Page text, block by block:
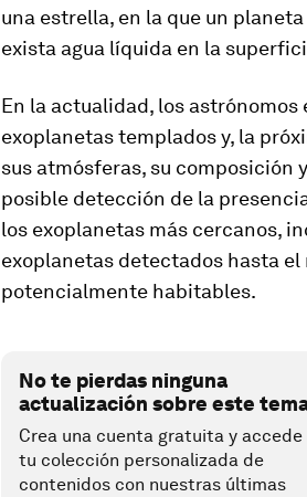
una estrella, en la que un
exista agua líquida en la
En la actualidad, los
exoplanetas templados y, la
sus atmósferas, su composición
posible detección de la
los exoplanetas más cercanos,
exoplanetas detectados hasta el
potencialmente habitables.
No te pierdas ninguna
actualización sobre este
Crea una cuenta gratuita y accede
tu colección personalizada de
contenidos con nuestras últimas